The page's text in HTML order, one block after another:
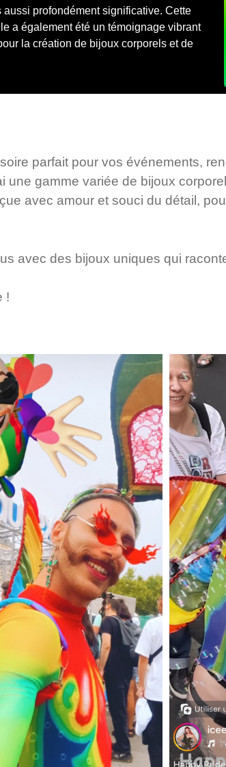
profondément significative. Cette
a également été un témoignage vibrant
la création de bijoux corporels et de
parfait pour vos événements,
gamme variée de bijoux
avec amour et souci du détail,
avec des bijoux uniques qui
!